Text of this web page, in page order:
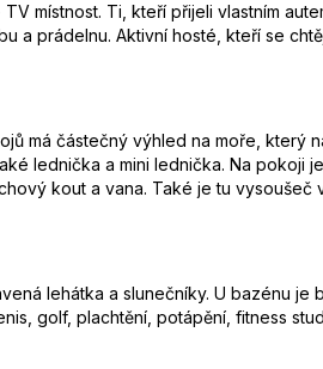
místnost. Ti, kteří přijeli vlastním
a prádelnu. Aktivní hosté, kteří se
má částečný výhled na moře, který
lednička a mini lednička. Na pokoji je
kout a vana. Také je tu vysoušeč
lehátka a slunečníky. U bazénu je
golf, plachtění, potápění, fitness